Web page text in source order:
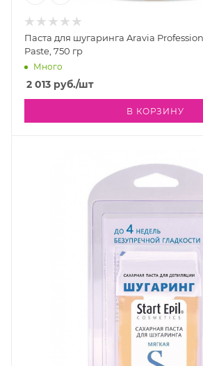
Паста для шугаринга Aravia
Paste, 750 гр
Много
2 013 руб./шт
В КОРЗИНУ